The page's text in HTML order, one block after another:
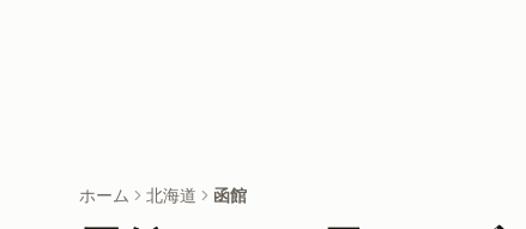
ホーム 北海道 函館